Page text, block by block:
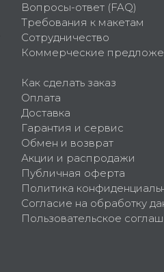
Вопросы-ответ (FAQ)
Требования к макетам
Сотрудничество
Коммерческие
Как сделать заказ
Оплата
Доставка
Гарантия и сервис
Обмен и возврат
Акции и распродажи
Публичная оферта
Политика
Согласие на обработку
Пользовательское